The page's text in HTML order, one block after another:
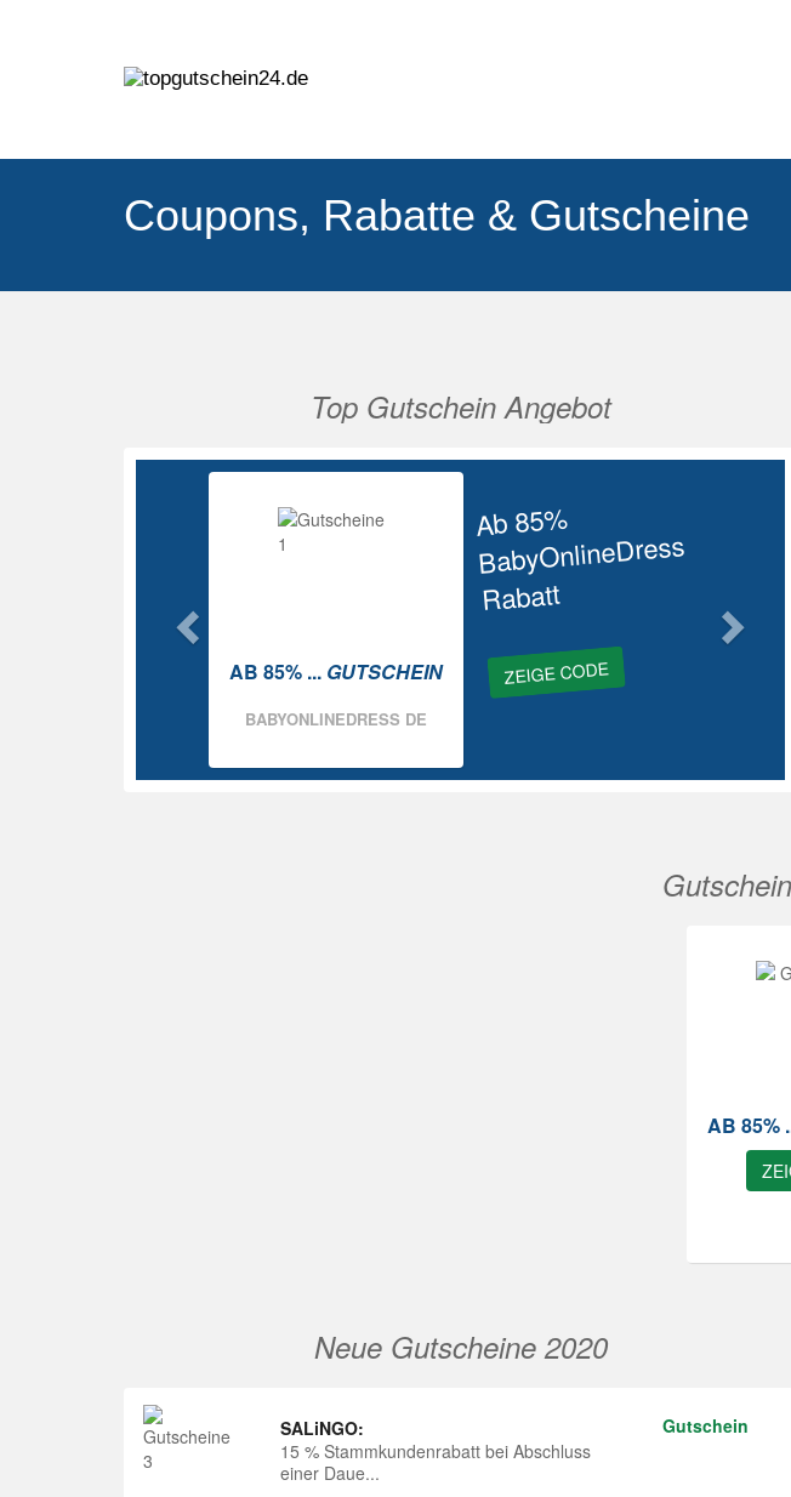
Coupons, Rabatte & Gutscheine
Top Gutschein Angebot
Ab 85%
BabyOnlineDress
Rabatt
ZEIGE CODE
AB 85% ... GUTSCHEIN
BABYONLINEDRESS DE
Vorherige
AB 85%
Neue Gutscheine 2020
SALiNGO:
15 % Stammkundenrabatt bei Abschluss
einer Daue...
Gutschein